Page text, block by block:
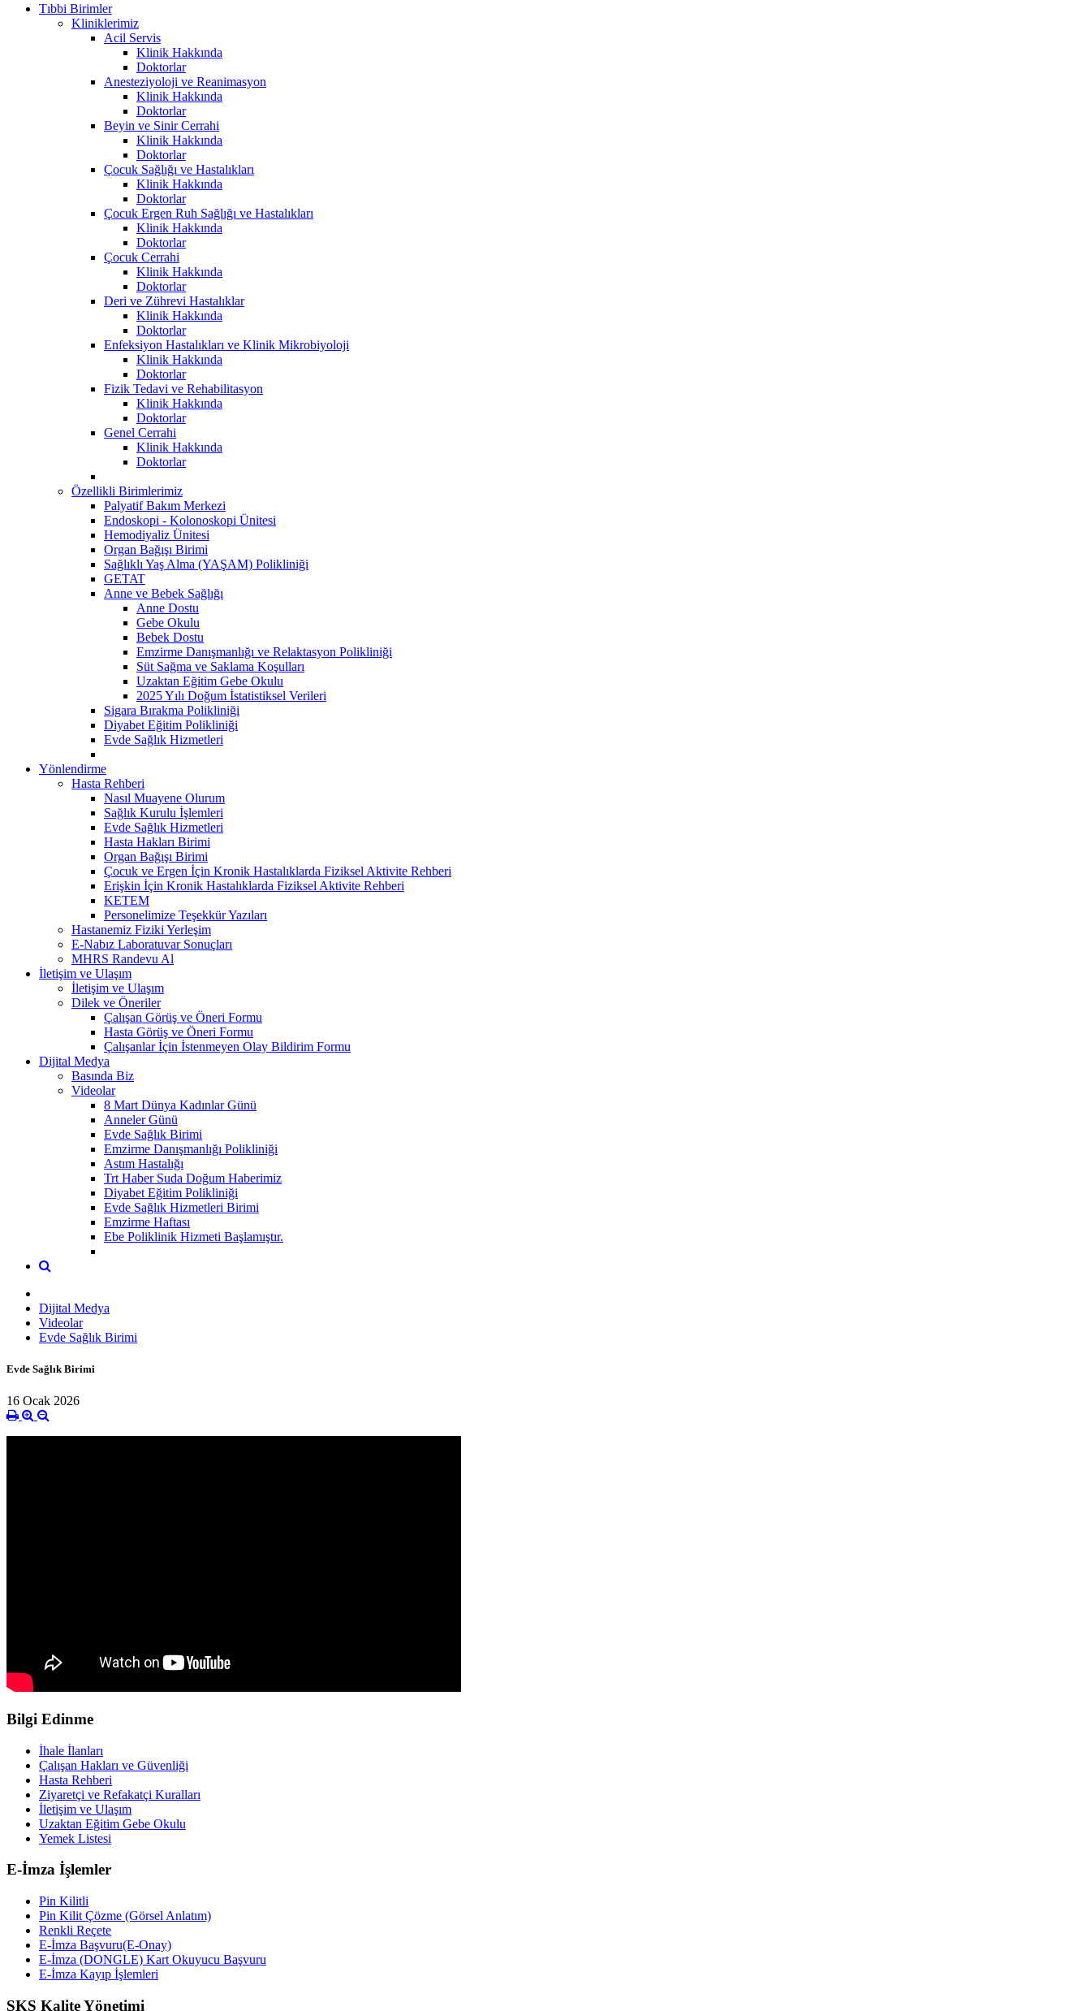
Tıbbi Birimler
Kliniklerimiz
Acil Servis
Klinik Hakkında
Doktorlar
Anesteziyoloji ve Reanimasyon
Klinik Hakkında
Doktorlar
Beyin ve Sinir Cerrahi
Klinik Hakkında
Doktorlar
Çocuk Sağlığı ve Hastalıkları
Klinik Hakkında
Doktorlar
Çocuk Ergen Ruh Sağlığı ve Hastalıkları
Klinik Hakkında
Doktorlar
Çocuk Cerrahi
Klinik Hakkında
Doktorlar
Deri ve Zührevi Hastalıklar
Klinik Hakkında
Doktorlar
Enfeksiyon Hastalıkları ve Klinik Mikrobiyoloji
Klinik Hakkında
Doktorlar
Fizik Tedavi ve Rehabilitasyon
Klinik Hakkında
Doktorlar
Genel Cerrahi
Klinik Hakkında
Doktorlar
Özellikli Birimlerimiz
Palyatif Bakım Merkezi
Endoskopi - Kolonoskopi Ünitesi
Hemodiyaliz Ünitesi
Organ Bağışı Birimi
Sağlıklı Yaş Alma (YAŞAM) Polikliniği
GETAT
Anne ve Bebek Sağlığı
Anne Dostu
Gebe Okulu
Bebek Dostu
Emzirme Danışmanlığı ve Relaktasyon Polikliniği
Süt Sağma ve Saklama Koşulları
Uzaktan Eğitim Gebe Okulu
2025 Yılı Doğum İstatistiksel Verileri
Sigara Bırakma Polikliniği
Diyabet Eğitim Polikliniği
Evde Sağlık Hizmetleri
Yönlendirme
Hasta Rehberi
Nasıl Muayene Olurum
Sağlık Kurulu İşlemleri
Evde Sağlık Hizmetleri
Hasta Hakları Birimi
Organ Bağışı Birimi
Çocuk ve Ergen İçin Kronik Hastalıklarda Fiziksel Aktivite Rehberi
Erişkin İçin Kronik Hastalıklarda Fiziksel Aktivite Rehberi
KETEM
Personelimize Teşekkür Yazıları
Hastanemiz Fiziki Yerleşim
E-Nabız Laboratuvar Sonuçları
MHRS Randevu Al
İletişim ve Ulaşım
İletişim ve Ulaşım
Dilek ve Öneriler
Çalışan Görüş ve Öneri Formu
Hasta Görüş ve Öneri Formu
Çalışanlar İçin İstenmeyen Olay Bildirim Formu
Dijital Medya
Basında Biz
Videolar
8 Mart Dünya Kadınlar Günü
Anneler Günü
Evde Sağlık Birimi
Emzirme Danışmanlığı Polikliniği
Astım Hastalığı
Trt Haber Suda Doğum Haberimiz
Diyabet Eğitim Polikliniği
Evde Sağlık Hizmetleri Birimi
Emzirme Haftası
Ebe Poliklinik Hizmeti Başlamıştır.
Dijital Medya
Videolar
Evde Sağlık Birimi
Evde Sağlık Birimi
16 Ocak 2026
Bilgi Edinme
İhale İlanları
Çalışan Hakları ve Güvenliği
Hasta Rehberi
Ziyaretçi ve Refakatçi Kuralları
İletişim ve Ulaşım
Uzaktan Eğitim Gebe Okulu
Yemek Listesi
E-İmza İşlemler
Pin Kilitli
Pin Kilit Çözme (Görsel Anlatım)
Renkli Reçete
E-İmza Başvuru(E-Onay)
E-İmza (DONGLE) Kart Okuyucu Başvuru
E-İmza Kayıp İşlemleri
SKS Kalite Yönetimi